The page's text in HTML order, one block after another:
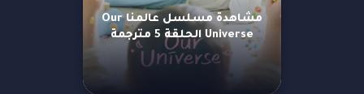
مشاهدة مسلسل عالمنا Our
Universe الحلقة 5 مترجمة